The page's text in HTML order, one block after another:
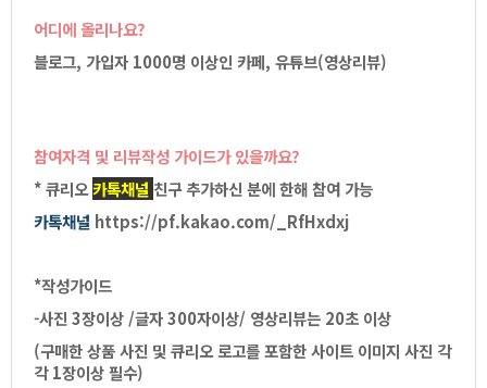
어디에올리나요?
블로그,가입자1000명이상인카페,유튜브(영상리뷰)
참여자격및리뷰작성가이드가있을까요?
*큐리오카톡채널 친구추가하신분에한해참여가능
카톡채널 https://pf.kakao.com/_RfHxdxj
*작성가이드
-사진3장이상/글자300자이상/영상리뷰는20초이상
(구매한상품사진및큐리오로고를포함한사이트이미지사진각
각1장이상필수)